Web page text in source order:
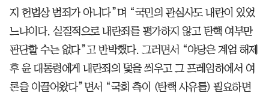
지 헌법상 범죄가 아니다”며 “국민의 관심사도 내란이 있었
느냐이다. 실질적으로 내란죄를 평가하지 않고 탄핵 여부만
판단할 수는 없다”고 반박했다. 그러면서 “야당은 계엄 해제
후 윤 대통령에게 내란죄의 덫을 씌우고 그 프레임하에서 여
론을 이끌어왔다”면서 “국회 측이 (탄핵 사유를) 필요하면